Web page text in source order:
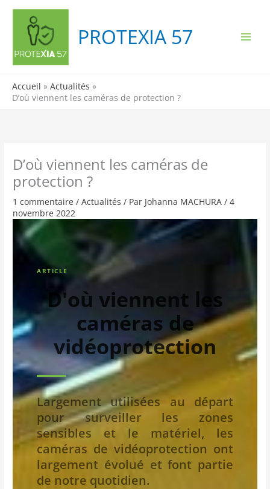
contenu
PROTEXIA 57
Accueil
Actualités
D’où viennent les caméras de protection ?
D’où viennent les caméras de
protection ?
1 commentaire /Actualités / Par Johanna MACHURA/4
novembre 2022
ARTICLE
D'où viennent les
caméras de
vidéoprotection
Largement utilisées au départ
pour surveiller les zones
sensibles et le matériel, les
caméras de vidéoprotection ont
largement évolué et font partie
de notre quotidien.